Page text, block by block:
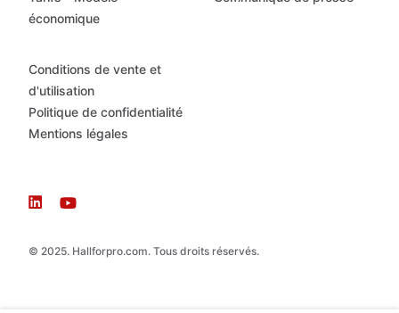
© 2025. Hallforpro.com. Tous droits réservés.
économique
Conditions de vente et
d'utilisation
Politique de confidentialité
Mentions légales